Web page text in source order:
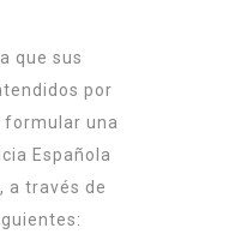
que sus
por
formular una
Española
a través de